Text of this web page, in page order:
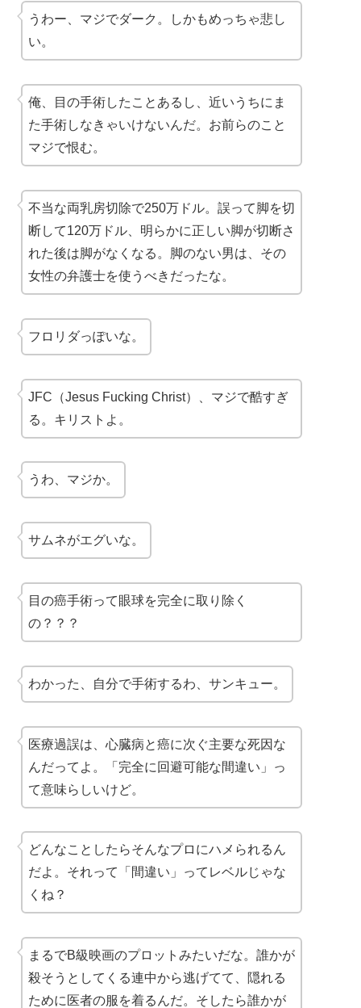
うわー、マジでダーク。しかもめっちゃ悲し
い。
俺、目の手術したことあるし、近いうちにま
た手術しなきゃいけないんだ。お前らのこと
マジで恨む。
不当な両乳房切除で250万ドル。誤って脚を切
断して120万ドル、明らかに正しい脚が切断さ
れた後は脚がなくなる。脚のない男は、その
女性の弁護士を使うべきだったな。
フロリダっぽいな。
JFC（Jesus Fucking Christ）、マジで酷すぎ
る。キリストよ。
うわ、マジか。
サムネがエグいな。
目の癌手術って眼球を完全に取り除く
の？？？
わかった、自分で手術するわ、サンキュー。
医療過誤は、心臓病と癌に次ぐ主要な死因な
んだってよ。「完全に回避可能な間違い」っ
て意味らしいけど。
どんなことしたらそんなプロにハメられるん
だよ。それって「間違い」ってレベルじゃな
くね？
まるでB級映画のプロットみたいだな。誰かが
殺そうとしてくる連中から逃げてて、隠れる
ために医者の服を着るんだ。そしたら誰かが